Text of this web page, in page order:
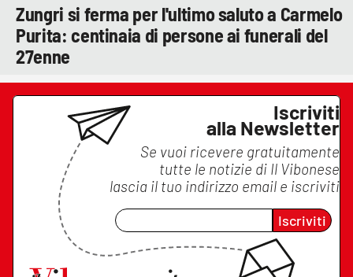
Zungri si ferma per l'ultimo saluto a Carmelo
Purita: centinaia di persone ai funerali del
27enne
Iscriviti
alla Newsletter
Se vuoi ricevere gratuitamente
tutte le notizie di Il Vibonese
lascia il tuo indirizzo email e iscriviti
Iscriviti